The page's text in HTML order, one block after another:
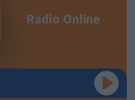
Radio Online